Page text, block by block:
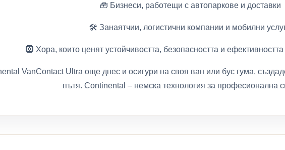
🧰 Бизнеси, работещи с автопаркове и доставки
🛠️ Занаятчии, логистични компании и мобилни
🛞 Хора, които ценят устойчивостта, безопасността и
VanContact Ultra още днес и осигури на своя ван или бус гума,
пътя. Continental – немска технология за професионална